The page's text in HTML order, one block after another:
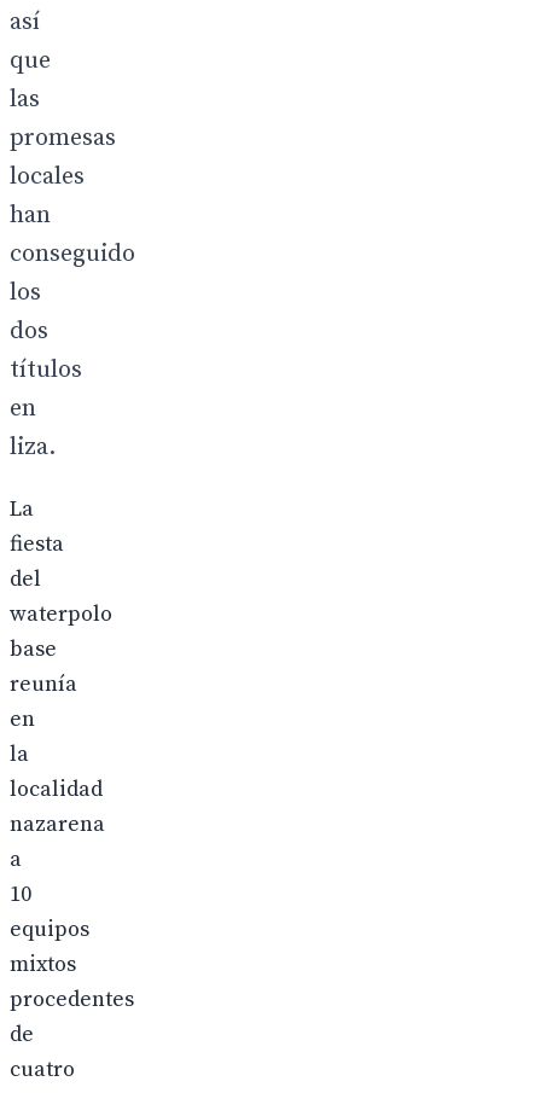
así
que
las
promesas
locales
han
conseguido
los
dos
títulos
en
liza.
La
fiesta
del
waterpolo
base
reunía
en
la
localidad
nazarena
a
10
equipos
mixtos
procedentes
de
cuatro